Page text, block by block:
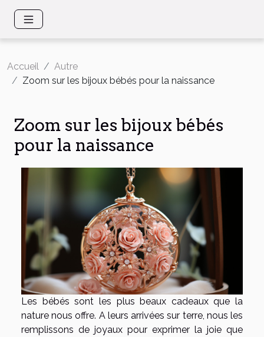
Accueil
Autre
Zoom sur les bijoux bébés pour la naissance
Zoom sur les bijoux bébés
pour la naissance
Les bébés sont les plus beaux cadeaux que la
nature nous offre. A leurs arrivées sur terre, nous les
remplissons de joyaux pour exprimer la joie que